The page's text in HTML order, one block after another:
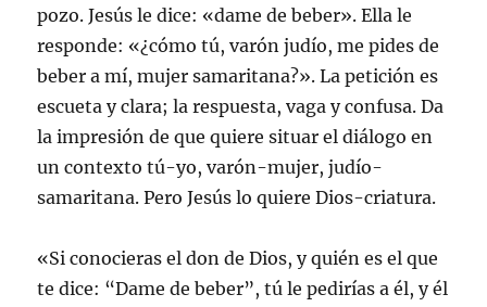
pozo. Jesús le dice: «dame de beber». Ella le
responde: «¿cómo tú, varón judío, me pides de
beber a mí, mujer samaritana?». La petición es
escueta y clara; la respuesta, vaga y confusa. Da
la impresión de que quiere situar el diálogo en
un contexto tú-yo, varón-mujer, judío-
samaritana. Pero Jesús lo quiere Dios-criatura.
«Si conocieras el don de Dios, y quién es el que
te dice: “Dame de beber”, tú le pedirías a él, y él